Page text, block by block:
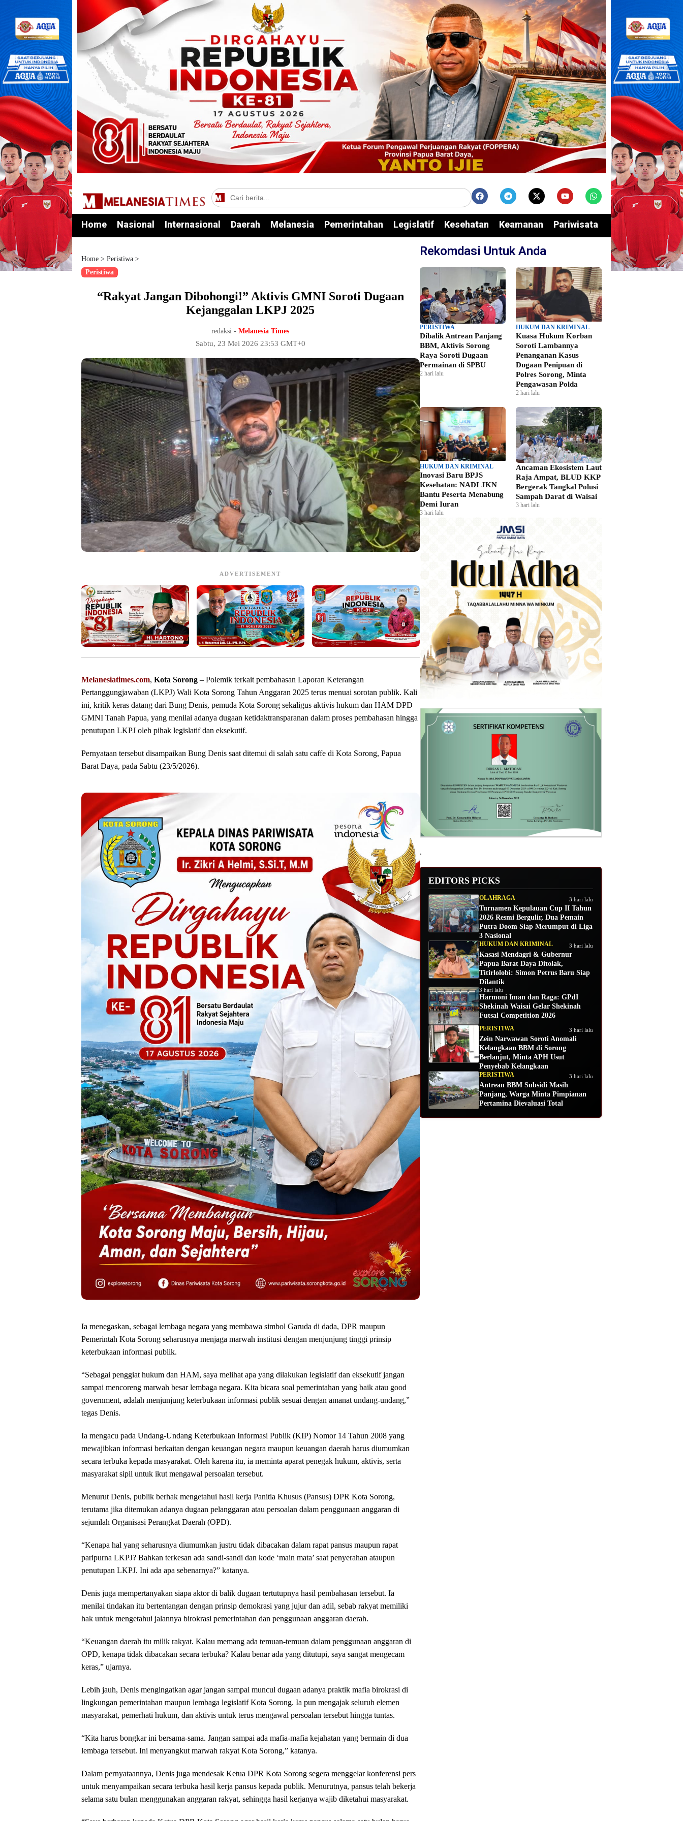
Home Nasional Internasional Daerah Melanesia Pemerintahan Legislatif Kesehatan Keamanan Pariwisata Edukasi
Home > Peristiwa >
Peristiwa
“Rakyat Jangan Dibohongi!” Aktivis GMNI Soroti Dugaan
Kejanggalan LKPJ 2025
redaksi -Melanesia Times
Sabtu, 23 Mei 2026 23:53 GMT+0
ADVERTISEMENT
Melanesiatimes.com, Kota Sorong – Polemik terkait pembahasan Laporan Keterangan
Pertanggungjawaban (LKPJ) Wali Kota Sorong Tahun Anggaran 2025 terus menuai sorotan publik. Kali
ini, kritik keras datang dari Bung Denis, pemuda Kota Sorong sekaligus aktivis hukum dan HAM DPD
GMNI Tanah Papua, yang menilai adanya dugaan ketidaktransparanan dalam proses pembahasan hingga
penutupan LKPJ oleh pihak legislatif dan eksekutif.
Pernyataan tersebut disampaikan Bung Denis saat ditemui di salah satu caffe di Kota Sorong, Papua
Barat Daya, pada Sabtu (23/5/2026).
Ia menegaskan, sebagai lembaga negara yang membawa simbol Garuda di dada, DPR maupun
Pemerintah Kota Sorong seharusnya menjaga marwah institusi dengan menjunjung tinggi prinsip
keterbukaan informasi publik.
“Sebagai penggiat hukum dan HAM, saya melihat apa yang dilakukan legislatif dan eksekutif jangan
sampai mencoreng marwah besar lembaga negara. Kita bicara soal pemerintahan yang baik atau good
government, adalah menjunjung keterbukaan informasi publik sesuai dengan amanat undang-undang,”
tegas Denis.
Ia mengacu pada Undang-Undang Keterbukaan Informasi Publik (KIP) Nomor 14 Tahun 2008 yang
mewajibkan informasi berkaitan dengan keuangan negara maupun keuangan daerah harus diumumkan
secara terbuka kepada masyarakat. Oleh karena itu, ia meminta aparat penegak hukum, aktivis, serta
masyarakat sipil untuk ikut mengawal persoalan tersebut.
Menurut Denis, publik berhak mengetahui hasil kerja Panitia Khusus (Pansus) DPR Kota Sorong,
terutama jika ditemukan adanya dugaan pelanggaran atau persoalan dalam penggunaan anggaran di
sejumlah Organisasi Perangkat Daerah (OPD).
“Kenapa hal yang seharusnya diumumkan justru tidak dibacakan dalam rapat pansus maupun rapat
paripurna LKPJ? Bahkan terkesan ada sandi-sandi dan kode ‘main mata’ saat penyerahan ataupun
penutupan LKPJ. Ini ada apa sebenarnya?” katanya.
Denis juga mempertanyakan siapa aktor di balik dugaan tertutupnya hasil pembahasan tersebut. Ia
menilai tindakan itu bertentangan dengan prinsip demokrasi yang jujur dan adil, sebab rakyat memiliki
hak untuk mengetahui jalannya birokrasi pemerintahan dan penggunaan anggaran daerah.
“Keuangan daerah itu milik rakyat. Kalau memang ada temuan-temuan dalam penggunaan anggaran di
OPD, kenapa tidak dibacakan secara terbuka? Kalau benar ada yang ditutupi, saya sangat mengecam
keras,” ujarnya.
Lebih jauh, Denis mengingatkan agar jangan sampai muncul dugaan adanya praktik mafia birokrasi di
lingkungan pemerintahan maupun lembaga legislatif Kota Sorong. Ia pun mengajak seluruh elemen
masyarakat, pemerhati hukum, dan aktivis untuk terus mengawal persoalan tersebut hingga tuntas.
“Kita harus bongkar ini bersama-sama. Jangan sampai ada mafia-mafia kejahatan yang bermain di dua
lembaga tersebut. Ini menyangkut marwah rakyat Kota Sorong,” katanya.
Dalam pernyataannya, Denis juga mendesak Ketua DPR Kota Sorong segera menggelar konferensi pers
untuk menyampaikan secara terbuka hasil kerja pansus kepada publik. Menurutnya, pansus telah bekerja
selama satu bulan menggunakan anggaran rakyat, sehingga hasil kerjanya wajib diketahui masyarakat.
Rekomdasi Untuk Anda
PERISTIWA
Dibalik Antrean Panjang
BBM, Aktivis Sorong
Raya Soroti Dugaan
Permainan di SPBU
2 hari lalu
HUKUM DAN KRIMINAL
Kuasa Hukum Korban
Soroti Lambannya
Penanganan Kasus
Dugaan Penipuan di
Polres Sorong, Minta
Pengawasan Polda
2 hari lalu
HUKUM DAN KRIMINAL
Inovasi Baru BPJS
Kesehatan: NADI JKN
Bantu Peserta Menabung
Demi Iuran
3 hari lalu
Ancaman Ekosistem Laut
Raja Ampat, BLUD KKP
Bergerak Tangkal Polusi
Sampah Darat di Waisai
3 hari lalu
.
EDITORS PICKS
OLAHRAGA 3 hari lalu
Turnamen Kepulauan Cup II Tahun
2026 Resmi Bergulir, Dua Pemain
Putra Doom Siap Merumput di Liga
3 Nasional
HUKUM DAN KRIMINAL 3 hari lalu
Kasasi Mendagri & Gubernur
Papua Barat Daya Ditolak,
Titirlolobi: Simon Petrus Baru Siap
Dilantik
3 hari lalu
Harmoni Iman dan Raga: GPdI
Shekinah Waisai Gelar Shekinah
Futsal Competition 2026
PERISTIWA 3 hari lalu
Zein Narwawan Soroti Anomali
Kelangkaan BBM di Sorong
Berlanjut, Minta APH Usut
Penyebab Kelangkaan
PERISTIWA 3 hari lalu
Antrean BBM Subsidi Masih
Panjang, Warga Minta Pimpianan
Pertamina Dievaluasi Total